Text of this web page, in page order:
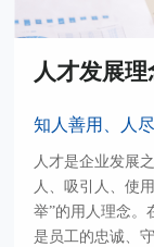
人才发展理
知人善用、人
人才是企业发展
人、吸引人、使
举”的用人理念。
是员工的忠诚、